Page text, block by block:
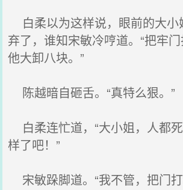
白柔以为这样说，眼前的大小
弃了，谁知宋敏冷哼道。“把牢
他大卸八块。”
陈越暗自砸舌。“真特么狠。”
白柔连忙道，“大小姐，人都
样了吧！”
宋敏跺脚道。“我不管，把门